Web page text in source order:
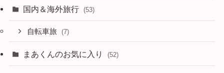
国内＆海外旅行 (53)
自転車旅 (7)
まあくんのお気に入り (52)